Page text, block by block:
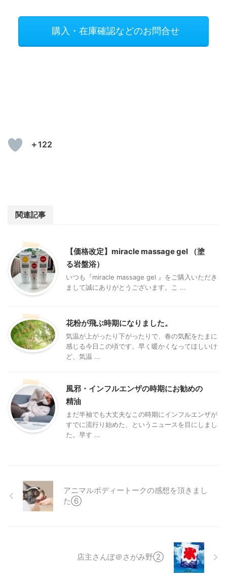
購入・在庫確認などのお問合せ
＋122
関連記事
【価格改定】miracle massage gel （塗
る岩盤浴）
いつも『miracle massage gel 』をご購入いただき
まして誠にありがとうございます。こ ...
花粉が飛ぶ時期になりました。
気温が上がったり下がったりで、春の気配をたまに
感じる今日この頃です。早く暖かくなってほしいけ
ど、気温 ...
風邪・インフルエンザの時期にお勧めの
精油
まだ半袖でも大丈夫なこの時期にインフルエンザが
すでに流行り始めた、というニュースを目にしまし
た。早す ...
アニマルボディートークの感想を頂きまし
た⑥
店主さんぽ＠さがみ野②